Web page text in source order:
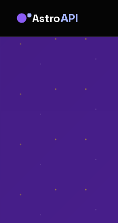
AstroAPI